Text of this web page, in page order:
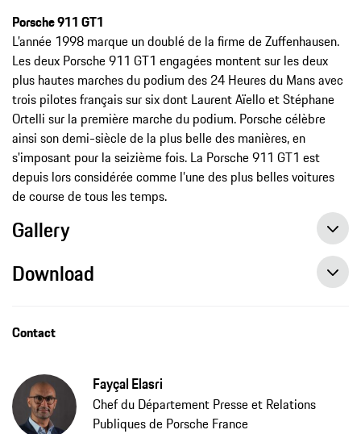
Porsche 911 GT1
L’année 1998 marque un doublé de la firme de Zuffenhausen.
Les deux Porsche 911 GT1 engagées montent sur les deux
plus hautes marches du podium des 24 Heures du Mans avec
trois pilotes français sur six dont Laurent Aïello et Stéphane
Ortelli sur la première marche du podium. Porsche célèbre
ainsi son demi-siècle de la plus belle des manières, en
s'imposant pour la seizième fois. La Porsche 911 GT1 est
depuis lors considérée comme l’une des plus belles voitures
de course de tous les temps.
Gallery
Download
Contact
Fayçal Elasri
Chef du Département Presse et Relations
Publiques de Porsche France